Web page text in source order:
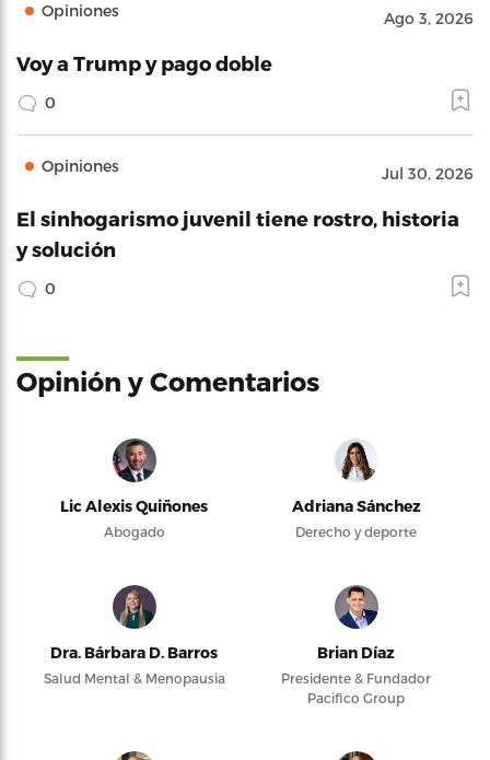
Opiniones Ago 3, 2026
Voy a Trump y pago doble
0
Opiniones Jul 30, 2026
El sinhogarismo juvenil tiene rostro, historia
y solución
0
Opinión y Comentarios
Lic Alexis Quiñones
Abogado
Adriana Sánchez
Derecho y deporte
Dra. Bárbara D. Barros
Salud Mental & Menopausia
Brian Díaz
Presidente & Fundador
Pacifico Group